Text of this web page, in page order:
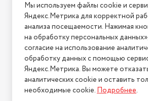
Поддержка DVB-T2
есть
Поддержка DVB-C
есть
Стандарты HDTV
60 мес.
Воспроизведение с внешних
носителей
10.4 кг
Другие аудио-/видеовходы
Dolby
Условия возврата
Нашли ошибку на сайте?
2026 © Интернет-магазин "АстМаркет".
Политика
Мы используем файлы cookie и
Яндекс.Метрика для корректной
анализа посещаемости. Нажимая
на обработку персональных
согласие на использование
обработку данных с помощью
Яндекс.Метрика. Вы можете
аналитических cookie и оставить
необходимые cookie.Подробнее.